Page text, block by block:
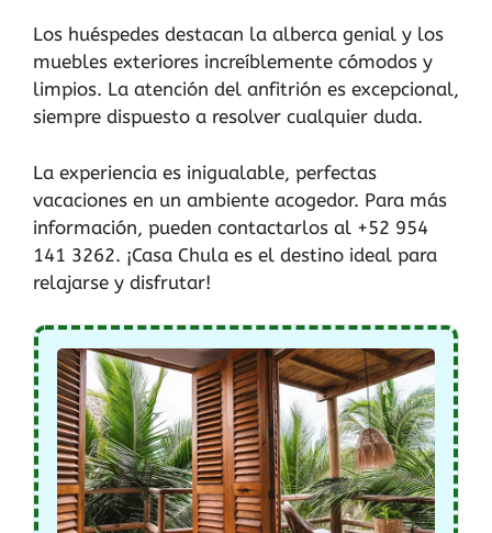
Los huéspedes destacan la alberca genial y los
muebles exteriores increíblemente cómodos y
limpios. La atención del anfitrión es excepcional,
siempre dispuesto a resolver cualquier duda.
La experiencia es inigualable, perfectas
vacaciones en un ambiente acogedor. Para más
información, pueden contactarlos al +52 954
141 3262. ¡Casa Chula es el destino ideal para
relajarse y disfrutar!